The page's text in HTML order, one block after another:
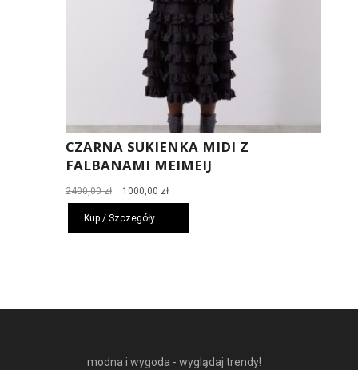
CZARNA SUKIENKA MIDI Z
FALBANAMI MEIMEIJ
2400,00zł
Pierwotna
cena
wynosiła:
2400,00 zł.
1000,00 złAktualna
cena
1000,00 zł.
Kup / Szczegóły
modna i wygoda - wyglądaj trendy!